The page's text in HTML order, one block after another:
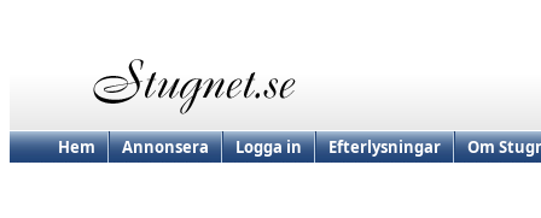
Hem Annonsera Logga in Efterlysningar Om